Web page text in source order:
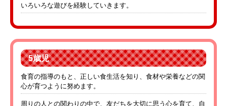
いろいろな遊びを経験していきます。
5歳児
食育の指導のもと、正しい食生活を知り、食材や栄養などの関
心が育つように努めます。
周りの人との関わりの中で、友だちを大切に思う心を育て、自